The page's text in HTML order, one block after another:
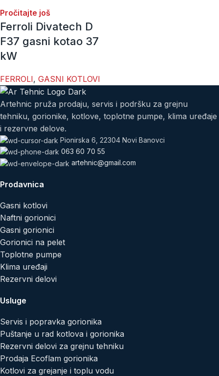
Pročitajte još
Ferroli Divatech D
F37 gasni kotao 37
kW
FERROLI, GASNI KOTLOVI
Artehnic pruža prodaju, servis i podršku za grejnu
tehniku, gorionike, kotlove, toplotne pumpe, klima uređaje
i rezervne delove.
Pionirska 6, 22304 Novi Banovci
063 60 70 55
artehnic@gmail.com
Prodavnica
Gasni kotlovi
Naftni gorionici
Gasni gorionici
Gorionici na pelet
Toplotne pumpe
Klima uređaji
Rezervni delovi
Usluge
Servis i popravka gorionika
Puštanje u rad kotlova i gorionika
Rezervni delovi za grejnu tehniku
Prodaja Ecoflam gorionika
Kotlovi za grejanje i toplu vodu